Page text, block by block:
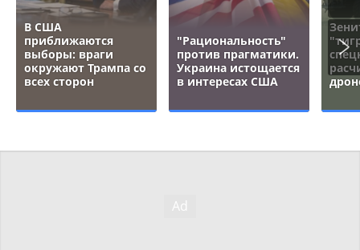
В США
приближаются
выборы: враги
окружают Трампа со
всех сторон
"Рациональность"
против прагматики.
Украина истощается
в интересах США